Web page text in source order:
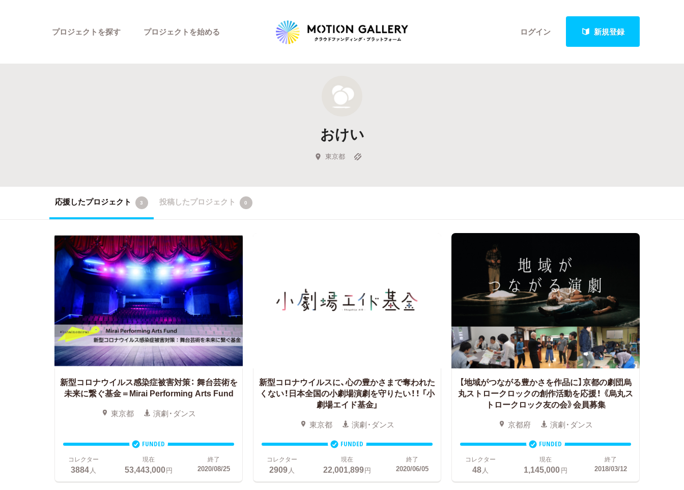
ログイン 新規登録
プロジェクトを探す
新着プロジェクト
Feature
キュレーターから探す
プロジェクトを始める
おけい
東京都
応援したプロジェクト 3 投稿したプロジェクト 0
新型コロナウイルス感染症被害対策： 舞台芸術を
未来に繋ぐ基金＝Mirai Performing Arts Fund
東京都 演劇・ダンス
FUNDED
コレクター
3884人
現在
53,443,000円
終了
2020/08/25
新型コロナウイルスに、心の豊かさまで奪われた
くない！日本全国の小劇場演劇を守りたい！！ 「小
劇場エイド基金」
東京都 演劇・ダンス
FUNDED
コレクター
2909人
現在
22,001,899円
終了
2020/06/05
【地域がつながる豊かさを作品に】京都の劇団烏
丸ストロークロックの創作活動を応援！ 《烏丸ス
トロークロック友の会》会員募集
京都府 演劇・ダンス
FUNDED
コレクター
48人
現在
1,145,000円
終了
2018/03/12